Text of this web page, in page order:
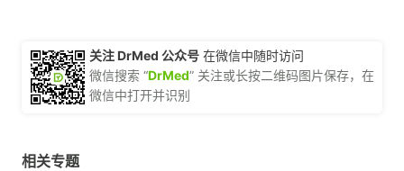
关注 DrMed 公众号 在微信中随时访问
微信搜索 “DrMed” 关注或长按二维码图片保存，在
微信中打开并识别
相关专题